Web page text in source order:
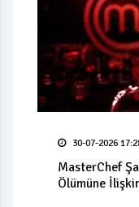
30-07-2026
MasterChef
Ölümüne